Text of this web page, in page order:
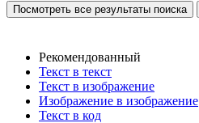
Посмотреть все результаты поиска
Рекомендованный
Текст в текст
Текст в изображение
Изображение в изображение
Текст в код